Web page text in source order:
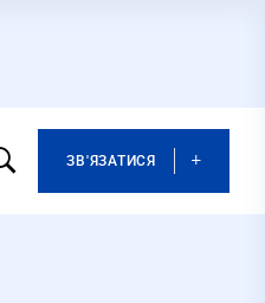
ЗВ'ЯЗАТИСЯ